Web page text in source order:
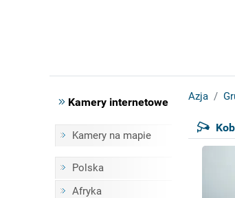
Kamery internetowe
Kamery na mapie
Polska
Afryka
Azja